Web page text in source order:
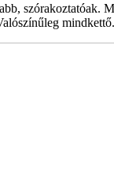
szórakoztatóak.